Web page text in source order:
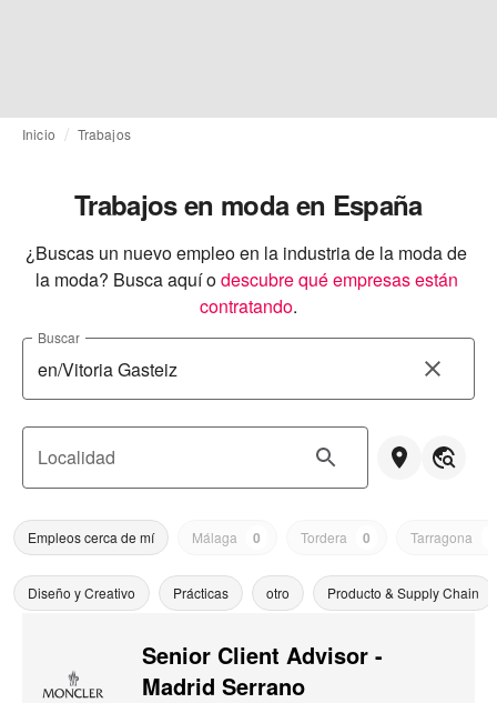
Inicio Trabajos
Trabajos en moda en España
¿Buscas un nuevo empleo en la industria de la moda de
la moda? Busca aquí odescubre qué empresas están
contratando.
Buscar
Localidad
Empleos cerca de mí Málaga 0 Tordera 0 Tarragona
Diseño y Creativo Prácticas otro Producto & Supply Chain
Senior Client Advisor -
Madrid Serrano